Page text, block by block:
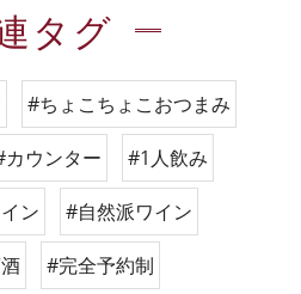
タグ
#ちょこちょこおつまみ
カウンター #1人飲み
ン #自然派ワイン
#完全予約制